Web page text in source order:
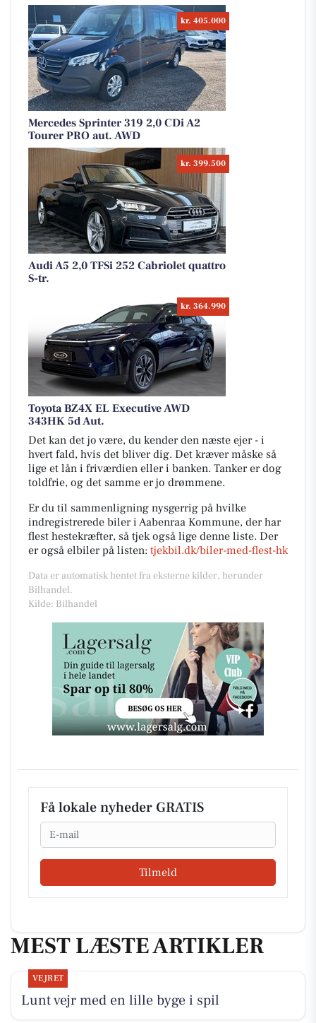
kr. 405.000
Mercedes Sprinter 319 2,0 CDi A2
Tourer PRO aut. AWD
kr. 399.500
Audi A5 2,0 TFSi 252 Cabriolet quattro
S-tr.
kr. 364.990
Toyota BZ4X EL Executive AWD
343HK 5d Aut.
Det kan det jo være, du kender den næste ejer - i
hvert fald, hvis det bliver dig. Det kræver måske så
lige et lån i friværdien eller i banken. Tanker er dog
toldfrie, og det samme er jo drømmene.
Er du til sammenligning nysgerrig på hvilke
indregistrerede biler i Aabenraa Kommune, der har
flest hestekræfter, så tjek også lige denne liste. Der
er også elbiler på listen: tjekbil.dk/biler-med-flest-hk
Data er automatisk hentet fra eksterne kilder, herunder
Bilhandel.
Kilde: Bilhandel
Få lokale nyheder GRATIS
Email
Tilmeld
MEST LÆSTE ARTIKLER
VEJRET
Lunt vejr med en lille byge i spil